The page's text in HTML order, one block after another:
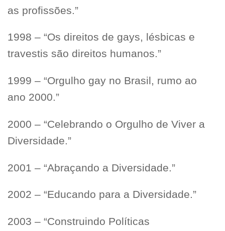
as profissões.”
1998 – “Os direitos de gays, lésbicas e
travestis são direitos humanos.”
1999 – “Orgulho gay no Brasil, rumo ao
ano 2000.”
2000 – “Celebrando o Orgulho de Viver a
Diversidade.”
2001 – “Abraçando a Diversidade.”
2002 – “Educando para a Diversidade.”
2003 – “Construindo Políticas